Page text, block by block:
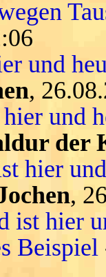
und
,
und
der
hier
,
ist hier
Beispiel